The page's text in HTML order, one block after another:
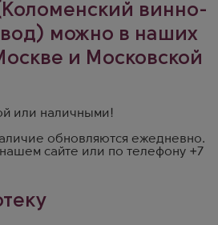
винно-
можно в наших
и Московской
или наличными!
обновляются ежедневно.
нашем сайте или по телефону +7